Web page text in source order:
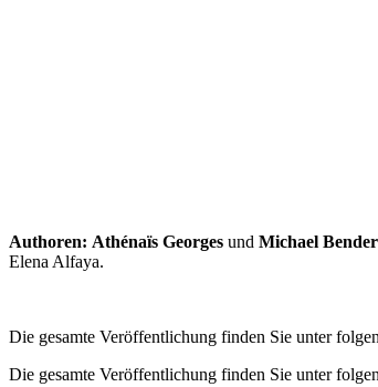
Authoren: Athénaïs Georges undMichael Bender
Elena Alfaya.
Die gesamte Veröffentlichung finden Sie unter
Die gesamte Veröffentlichung finden Sie unter